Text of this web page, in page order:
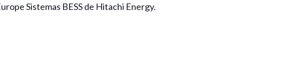
Sistemas BESS de Hitachi Energy.